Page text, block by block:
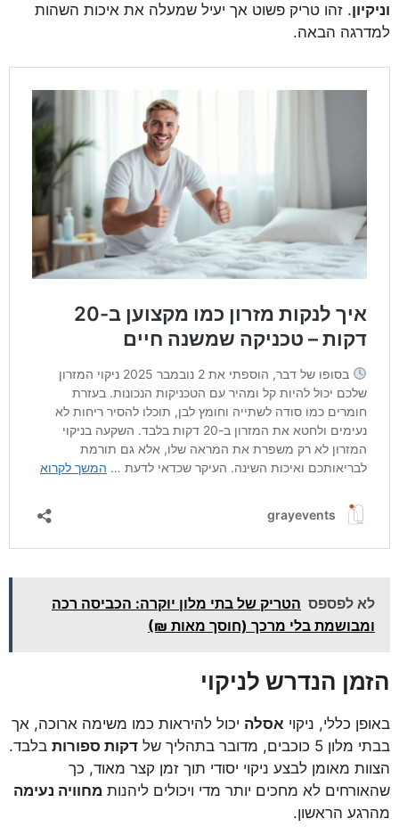
וניקיון. זהו טריק פשוט אך יעיל שמעלה את איכות השהות
למדרגה הבאה.
לא לפספס הטריק של בתי מלון יוקרה: הכביסה רכה
ומבושמת בלי מרכך (חוסך מאות ₪)
הזמן הנדרש לניקוי
באופן כללי, ניקוי אסלה יכול להיראות כמו משימה ארוכה, אך
בבתי מלון 5 כוכבים, מדובר בתהליך של
דקות ספורות בלבד.
הצוות מאומן לבצע ניקוי יסודי תוך זמן קצר מאוד, כך
שהאורחים לא מחכים יותר מדי ויכולים ליהנות מחוויה נעימה
מהרגע הראשון.